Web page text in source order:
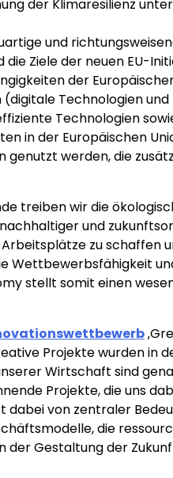
der Klimaresilienz
und
Ziele der neuen EU-
der
(digitale Technologien und
Technologien
in der Europäischen
genutzt werden, die
treiben wir die
und
zu schaffen
Wettbewerbsfähigkeit
stellt somit einen
Projekte wurden in
Wirtschaft sind
Projekte, die uns
von zentraler
die
der Gestaltung der